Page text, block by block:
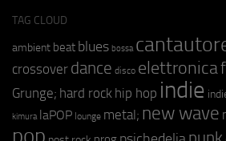
TAG CLOUD
ambient beat blues bossa
crossover dance disco elettronica
Grunge; hard rock hip hop indie
kimura laPOP lounge metal; new wave